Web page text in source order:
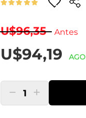
U$96,35 Antes
U$94,19
1